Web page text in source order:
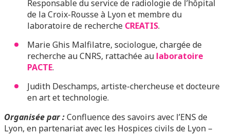
Responsable du service de radiologie de l’hôpital
de la Croix-Rousse à Lyon et membre du
laboratoire de recherche CREATIS.
Marie Ghis Malfilatre, sociologue, chargée de
recherche au CNRS, rattachée au laboratoire
PACTE.
Judith Deschamps, artiste-chercheuse et docteure
en art et technologie.
Organisée par :Confluence des savoirs avec l’ENS de
Lyon, en partenariat avec les Hospices civils de Lyon –